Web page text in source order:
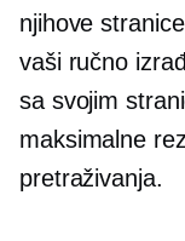
njihove
vaši ručno
sa svojim
maksimalne
pretraživanja.